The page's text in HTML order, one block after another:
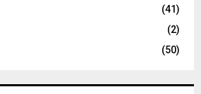
(41)
(2)
(50)